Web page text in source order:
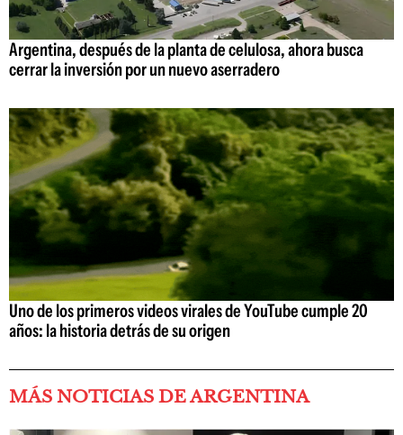
Argentina, después de la planta de celulosa, ahora busca
cerrar la inversión por un nuevo aserradero
Uno de los primeros videos virales de YouTube cumple 20
años: la historia detrás de su origen
MÁS NOTICIAS DE ARGENTINA